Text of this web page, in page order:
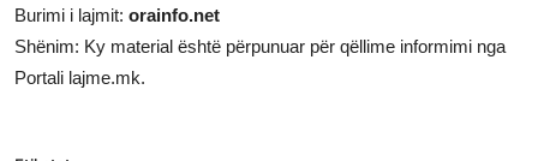
Burimi i lajmit: orainfo.net
Shënim: Ky material është përpunuar për qëllime informimi nga
Portali lajme.mk.